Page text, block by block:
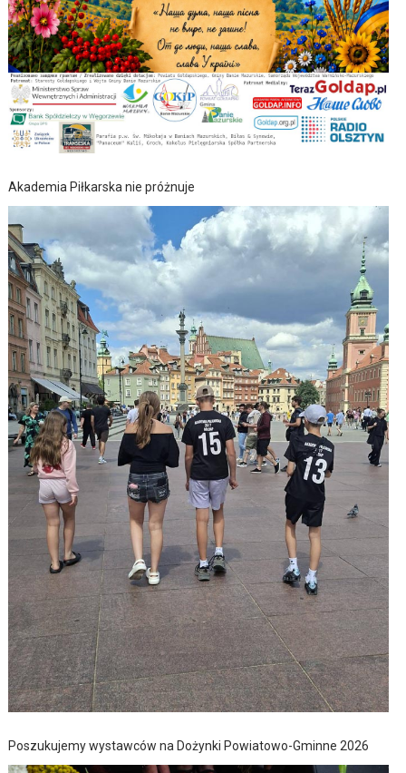
Akademia Piłkarska nie próżnuje
Poszukujemy wystawców na Dożynki Powiatowo-Gminne 2026